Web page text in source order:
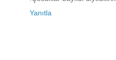
Yanıtla